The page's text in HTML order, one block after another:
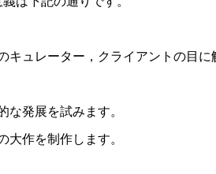
ュレーター，クライアントの目
発展を試みます。
作を制作します。